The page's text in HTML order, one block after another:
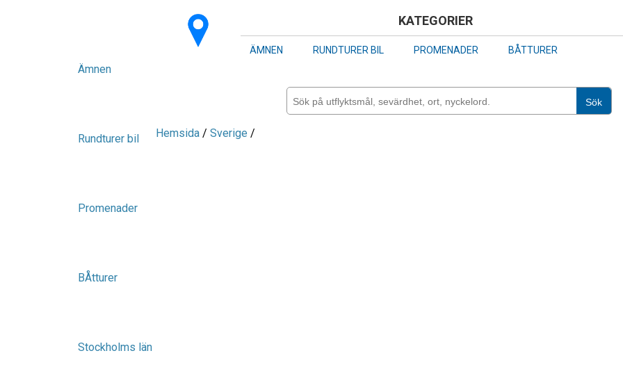
to
main
Ämnen
Rundturer bil
Promenader
BÅtturer
Stockholms län
KATEGORIER
ÄMNEN RUNDTURER BIL PROMENADER BÅTTURER
Sök
Hemsida / Sverige /